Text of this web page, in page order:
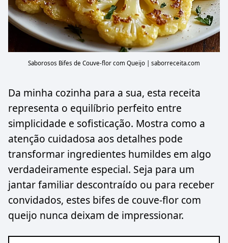
Saborosos Bifes de Couve-flor com Queijo | saborreceita.com
Da minha cozinha para a sua, esta receita
representa o equilíbrio perfeito entre
simplicidade e sofisticação. Mostra como a
atenção cuidadosa aos detalhes pode
transformar ingredientes humildes em algo
verdadeiramente especial. Seja para um
jantar familiar descontraído ou para receber
convidados, estes bifes de couve-flor com
queijo nunca deixam de impressionar.